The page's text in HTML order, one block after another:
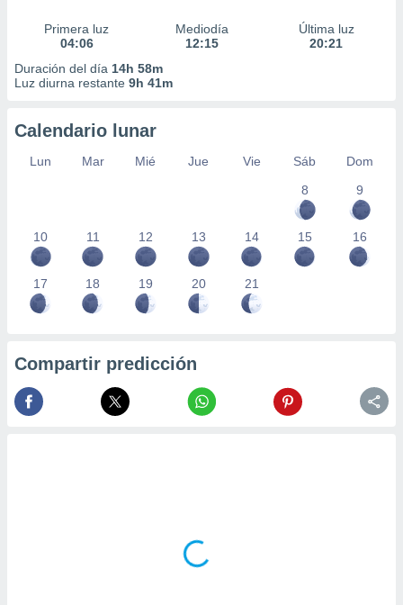
Primera luz
04:06
Mediodía
12:15
Última luz
20:21
Duración del día 14h 58m
Luz diurna restante 9h 41m
Calendario lunar
Lun Mar Mié Jue Vie Sáb
Dom
8
9
10 11 12 13 14 15 16
17 18 19 20 21
Compartir predicción